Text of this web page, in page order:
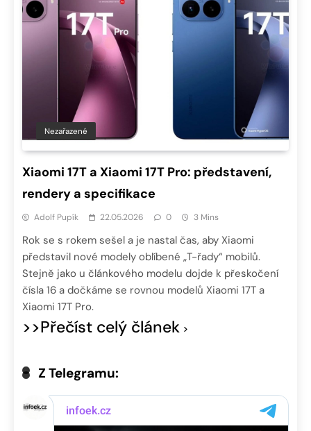
Nezařazené
Xiaomi 17T a Xiaomi 17T Pro: představení,
rendery a specifikace
Adolf Pupík 22.05.2026 0 3 Mins
Rok se s rokem sešel a je nastal čas, aby Xiaomi
představil nové modely oblíbené „T-řady“ mobilů.
Stejně jako u článkového modelu dojde k přeskočení
čísla 16 a dočkáme se rovnou modelů Xiaomi 17T a
Xiaomi 17T Pro.
>>Přečíst celý článek
Z Telegramu: